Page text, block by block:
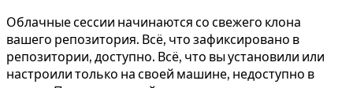
Облачные сессии начинаются со свежего клона
вашего репозитория. Всё, что зафиксировано в
репозитории, доступно. Всё, что вы установили или
настроили только на своей машине, недоступно в